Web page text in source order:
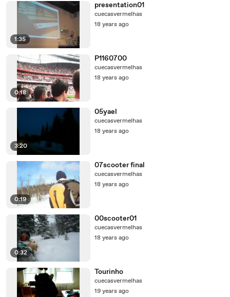
1:35
presentation01
cuecasvermelhas
18 years ago
0:18
P1160700
cuecasvermelhas
18 years ago
3:20
05yael
cuecasvermelhas
18 years ago
0:19
07scooter final
cuecasvermelhas
18 years ago
0:32
00scooter01
cuecasvermelhas
18 years ago
Tourinho
cuecasvermelhas
19 years ago